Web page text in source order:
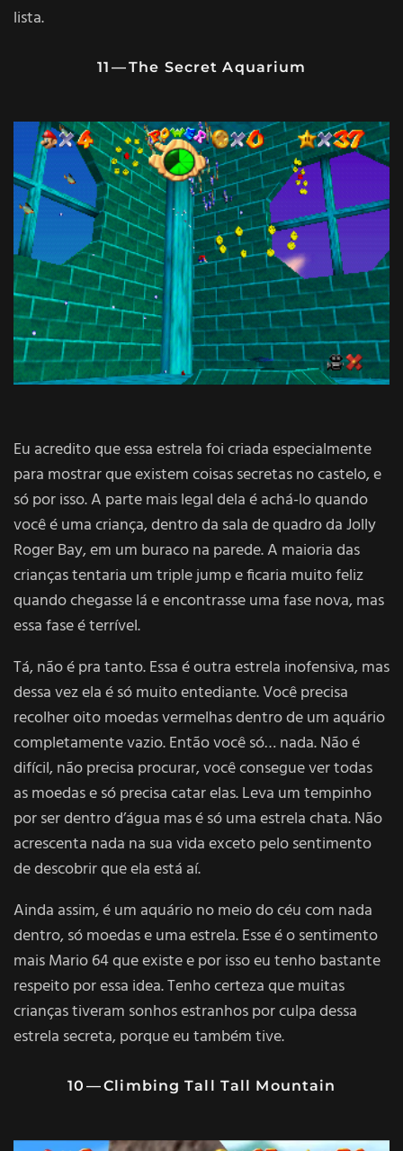
lista.
11 — The Secret Aquarium
Eu acredito que essa estrela foi criada especialmente
para mostrar que existem coisas secretas no castelo, e
só por isso. A parte mais legal dela é achá-lo quando
você é uma criança, dentro da sala de quadro da Jolly
Roger Bay, em um buraco na parede. A maioria das
crianças tentaria um triple jump e ficaria muito feliz
quando chegasse lá e encontrasse uma fase nova, mas
essa fase é terrível.
Tá, não é pra tanto. Essa é outra estrela inofensiva, mas
dessa vez ela é só muito entediante. Você precisa
recolher oito moedas vermelhas dentro de um aquário
completamente vazio. Então você só… nada. Não é
difícil, não precisa procurar, você consegue ver todas
as moedas e só precisa catar elas. Leva um tempinho
por ser dentro d’água mas é só uma estrela chata. Não
acrescenta nada na sua vida exceto pelo sentimento
de descobrir que ela está aí.
Ainda assim, é um aquário no meio do céu com nada
dentro, só moedas e uma estrela. Esse é o sentimento
mais Mario 64 que existe e por isso eu tenho bastante
respeito por essa idea. Tenho certeza que muitas
crianças tiveram sonhos estranhos por culpa dessa
estrela secreta, porque eu também tive.
10 — Climbing Tall Tall Mountain